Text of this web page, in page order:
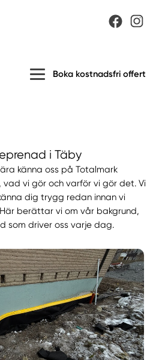
Boka kostnadsfri offert
i Täby
känna oss på Totalmark
vad vi gör och varför vi gör det. Vi
dig trygg redan innan vi
berättar vi om vår bakgrund,
som driver oss varje dag.